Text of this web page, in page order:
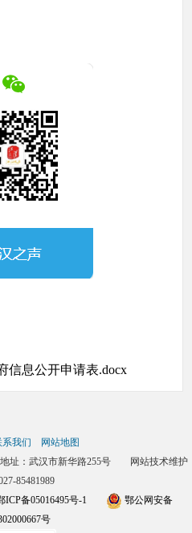
信息公开申请表.docx
系我们
网站地图
址：武汉市新华路255号 网站技术维护
85481989
ICP备05016495号-1
鄂公网安备
号